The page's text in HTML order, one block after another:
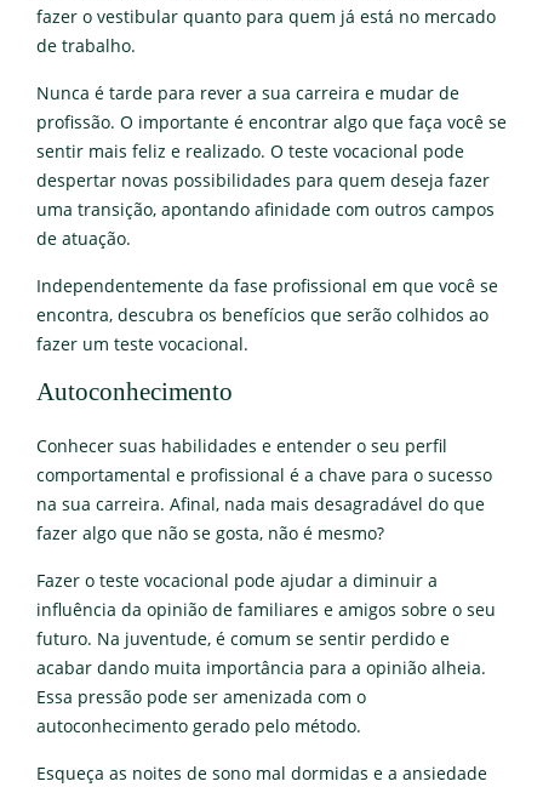
fazer o vestibular quanto para quem já está no mercado
de trabalho.
Nunca é tarde para rever a sua carreira e mudar de
profissão. O importante é encontrar algo que faça você se
sentir mais feliz e realizado. O teste vocacional pode
despertar novas possibilidades para quem deseja fazer
uma transição, apontando afinidade com outros campos
de atuação.
Independentemente da fase profissional em que você se
encontra, descubra os benefícios que serão colhidos ao
fazer um teste vocacional.
Autoconhecimento
Conhecer suas habilidades e entender o seu perfil
comportamental e profissional é a chave para o sucesso
na sua carreira. Afinal, nada mais desagradável do que
fazer algo que não se gosta, não é mesmo?
Fazer o teste vocacional pode ajudar a diminuir a
influência da opinião de familiares e amigos sobre o seu
futuro. Na juventude, é comum se sentir perdido e
acabar dando muita importância para a opinião alheia.
Essa pressão pode ser amenizada com o
autoconhecimento gerado pelo método.
Esqueça as noites de sono mal dormidas e a ansiedade